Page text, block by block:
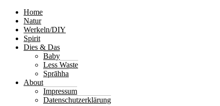
Home
Natur
Werkeln/DIY
Spirit
Dies & Das
Baby
Less Waste
Sprāhha
About
Impressum
Datenschutzerklärung